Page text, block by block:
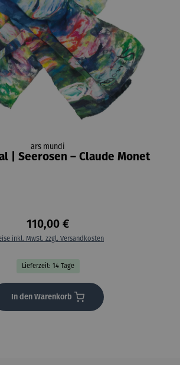
ars mundi
| Seerosen – Claude Monet
110,00 €
inkl. MwSt. zzgl. Versandkosten
Lieferzeit: 14 Tage
In den Warenkorb